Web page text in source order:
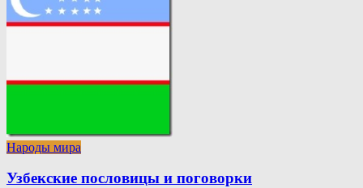
Народы мира
Узбекские пословицы и поговорки